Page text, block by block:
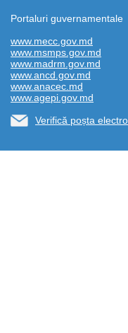
Portaluri guvernamentale
www.mecc.gov.md
www.msmps.gov.md
www.madrm.gov.md
www.ancd.gov.md
www.anacec.md
www.agepi.gov.md
Verifică poșta